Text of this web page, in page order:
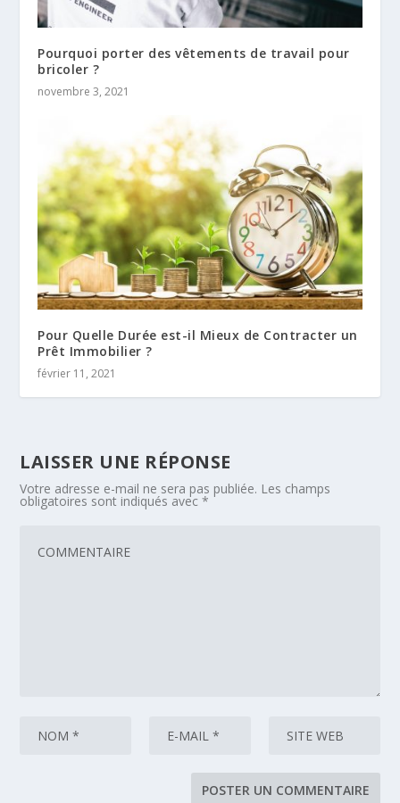
Pourquoi porter des vêtements de travail pour
bricoler ?
novembre 3, 2021
Pour Quelle Durée est-il Mieux de Contracter un
Prêt Immobilier ?
février 11, 2021
LAISSER UNE RÉPONSE
Votre adresse e-mail ne sera pas publiée. Les champs
obligatoires sont indiqués avec*